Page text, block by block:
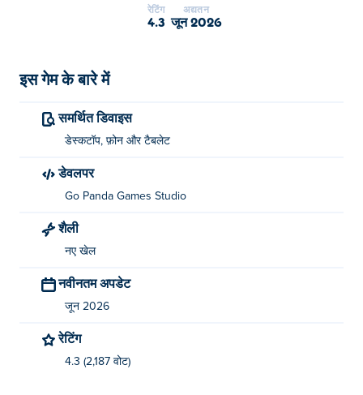
रेटिंग
4.3
अद्यतन
जून 2026
इस गेम के बारे में
समर्थित डिवाइस
डेस्कटॉप, फ़ोन और टैबलेट
डेवलपर
Go Panda Games Studio
शैली
नए खेल
नवीनतम अपडेट
जून 2026
रेटिंग
4.3 (2,187 वोट)